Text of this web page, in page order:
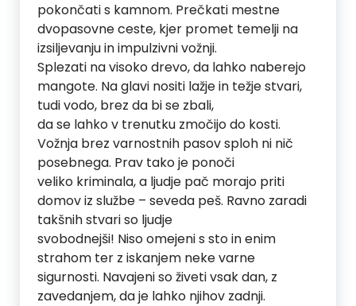
pokončati s kamnom. Prečkati mestne
dvopasovne ceste, kjer promet temelji na
izsiljevanju in impulzivni vožnji.
Splezati na visoko drevo, da lahko naberejo
mangote. Na glavi nositi lažje in težje stvari,
tudi vodo, brez da bi se zbali,
da se lahko v trenutku zmočijo do kosti.
Vožnja brez varnostnih pasov sploh ni nič
posebnega. Prav tako je ponoči
veliko kriminala, a ljudje pač morajo priti
domov iz službe – seveda peš. Ravno zaradi
takšnih stvari so ljudje
svobodnejši! Niso omejeni s sto in enim
strahom ter z iskanjem neke varne
sigurnosti. Navajeni so živeti vsak dan, z
zavedanjem, da je lahko njihov zadnji.